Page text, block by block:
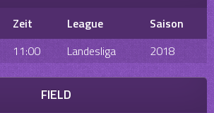
Zeit League
Saison
11:00 Landesliga 2018
FIELD